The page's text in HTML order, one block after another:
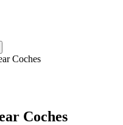
Coches
Coches